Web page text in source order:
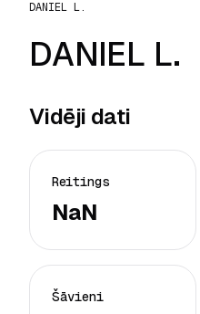
DANIEL L.
DANIEL L.
Vidēji dati
Reitings
NaN
Šāvieni